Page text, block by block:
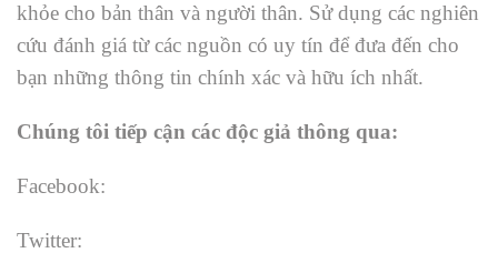
khỏe cho bản thân và người thân. Sử dụng các nghiên
cứu đánh giá từ các nguồn có uy tín để đưa đến cho
bạn những thông tin chính xác và hữu ích nhất.
Chúng tôi tiếp cận các độc giả thông qua:
Facebook:
Twitter: